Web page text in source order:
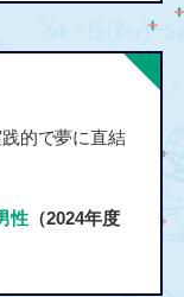
的で夢に直結
性（2024年度